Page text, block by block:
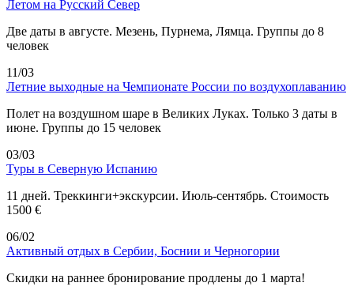
Летом на Русский Север
Две даты в августе. Мезень, Пурнема, Лямца. Группы до 8
человек
11/03
Летние выходные на Чемпионате России по воздухоплаванию
Полет на воздушном шаре в Великих Луках. Только 3 даты в
июне. Группы до 15 человек
03/03
Туры в Северную Испанию
11 дней. Треккинги+экскурсии. Июль-сентябрь. Стоимость
1500 €
06/02
Активный отдых в Сербии, Боснии и Черногории
Скидки на раннее бронирование продлены до 1 марта!